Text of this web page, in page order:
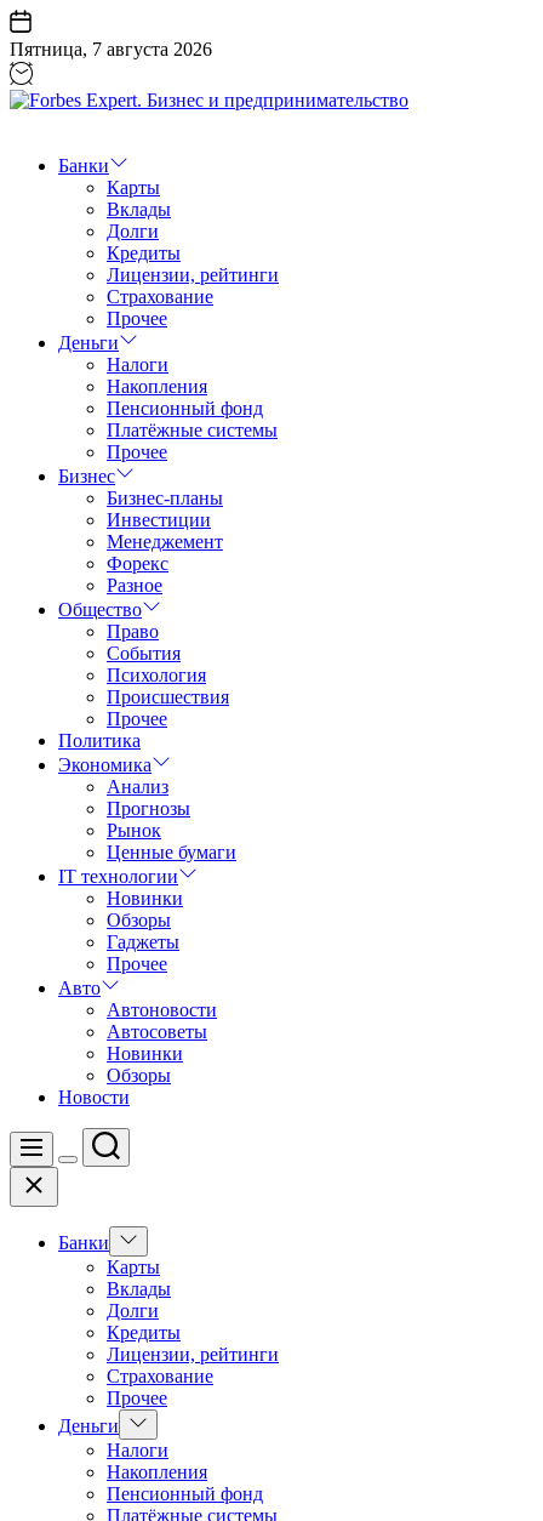
Перейти
к
содержанию
Пятница, 7 августа 2026
Бизнес
предпринимательство
Банки
Карты
Вклады
Долги
Кредиты
Лицензии, рейтинги
Страхование
Прочее
Деньги
Налоги
Накопления
Пенсионный фонд
Платёжные системы
Прочее
Бизнес
Бизнес-планы
Инвестиции
Менеджемент
Форекс
Разное
Общество
Право
События
Психология
Происшествия
Прочее
Политика
Экономика
Анализ
Прогнозы
Рынок
Ценные бумаги
IT технологии
Новинки
Обзоры
Гаджеты
Прочее
Авто
Автоновости
Автосоветы
Новинки
Обзоры
Новости
Меню
Цвет
Поиск
Закрыть
Банки
Показать
подменю
Карты
Вклады
Долги
Кредиты
Лицензии, рейтинги
Страхование
Прочее
Деньги
Показать
подменю
Налоги
Накопления
Пенсионный фонд
Платёжные системы